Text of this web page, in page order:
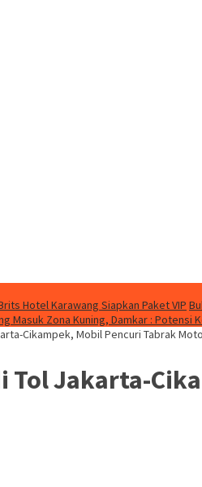
Hotel Karawang Siapkan Paket VIP
Masuk Zona Kuning, Damkar : Potensi
Cikampek, Mobil Pencuri Tabrak
Tol Jakarta-